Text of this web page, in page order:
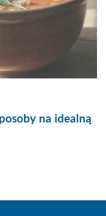
na idealną